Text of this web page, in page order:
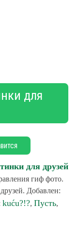
для
для друзей
гиф фото.
Добавлен:
kuću?!?, Пусть,